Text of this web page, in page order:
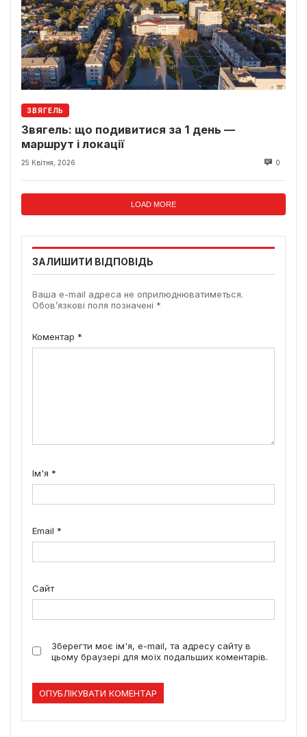
ЗВЯГЕЛЬ
Звягель: що подивитися за 1 день —
маршрут і локації
25 Квітня, 2026 0
LOAD MORE
ЗАЛИШИТИ ВІДПОВІДЬ
Ваша e-mail адреса не оприлюднюватиметься.
Обов’язкові поля позначені *
Коментар *
Ім'я *
Email *
Сайт
Зберегти моє ім'я, e-mail, та адресу сайту в
цьому браузері для моїх подальших коментарів.